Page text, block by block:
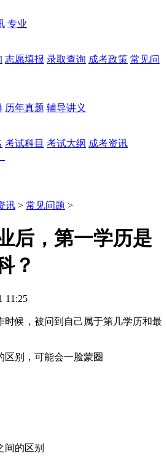
专业
志愿填报 录取查询 成考政策 常见问
历年真题 辅导讲义
考试科目 考试大纲 成考资讯
讯 > 常见问题 >
后，第一学历是
？
11:25
时候，被问到自己属于第几学历和最
区别，可能会一脸蒙圈
间的区别